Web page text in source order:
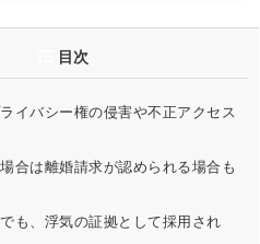
目次
イバシー権の侵害や不正アクセス
合は離婚請求が認められる場合も
も、浮気の証拠として採用され